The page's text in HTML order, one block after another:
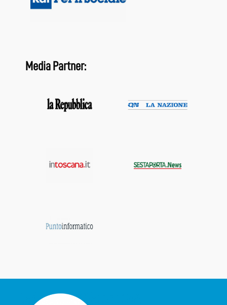
Media Partner: